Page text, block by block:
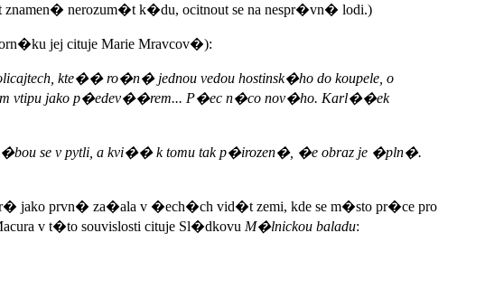
nerozum�t k�du, ocitnout se na nespr�vn� lodi.)
jej cituje Marie Mravcov�):
kte�� ro�n� jednou vedou hostinsk�ho do koupele, o
vtipu jako p�edev��rem... P�ec n�co nov�ho. Karl��ek
se v pytli, a kvi�� k tomu tak p�irozen�, �e obraz je �pln�.
jako prvn� za�ala v �ech�ch vid�t zemi, kde se m�sto pr�ce pro
v t�to souvislosti cituje Sl�dkovu M�lnickou baladu: